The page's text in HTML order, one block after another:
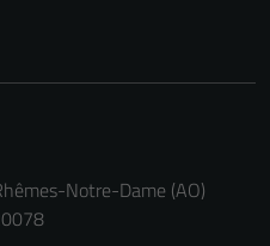
Notre-Dame (AO)